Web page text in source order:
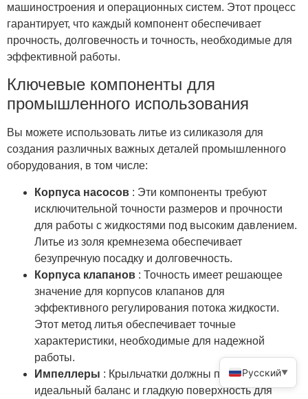
машиностроения и операционных систем. Этот процесс
гарантирует, что каждый компонент обеспечивает
прочность, долговечность и точность, необходимые для
эффективной работы.
Ключевые компоненты для
промышленного использования
Вы можете использовать литье из силиказоля для
создания различных важных деталей промышленного
оборудования, в том числе:
Корпуса насосов : Эти компоненты требуют
исключительной точности размеров и прочности
для работы с жидкостями под высоким давлением.
Литье из золя кремнезема обеспечивает
безупречную посадку и долговечность.
Корпуса клапанов : Точность имеет решающее
значение для корпусов клапанов для
эффективного регулирования потока жидкости.
Этот метод литья обеспечивает точные
характеристики, необходимые для надежной
работы.
Импеллеры : Крыльчатки должны поддерживать
идеальный баланс и гладкую поверхность для
Русский▼